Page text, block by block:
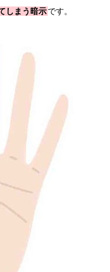
しまう暗示です。